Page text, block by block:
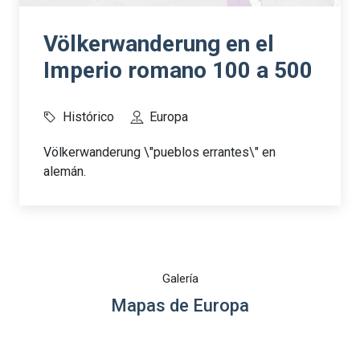
Völkerwanderung en el
Imperio romano 100 a 500
Histórico Europa
Völkerwanderung \"pueblos errantes\" en
alemán.
Galería
Mapas de Europa